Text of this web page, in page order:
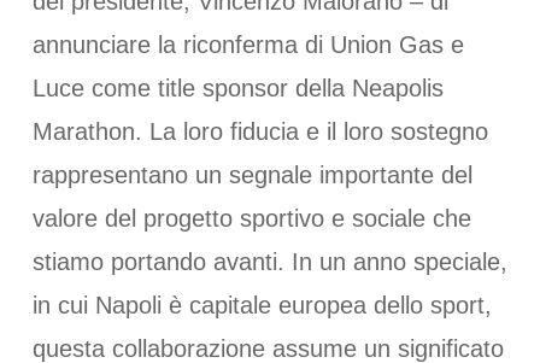
annunciare la riconferma di Union Gas e
Luce come title sponsor della Neapolis
Marathon. La loro fiducia e il loro sostegno
rappresentano un segnale importante del
valore del progetto sportivo e sociale che
stiamo portando avanti. In un anno speciale,
in cui Napoli è capitale europea dello sport,
questa collaborazione assume un significato